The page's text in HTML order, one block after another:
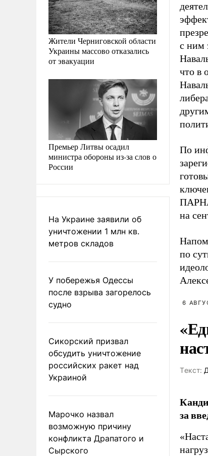
Жители Черниговской области
Украины массово отказались
от эвакуации
Премьер Литвы осадил
министра обороны из-за слов о
России
На Украине заявили об
уничтожении 1 млн кв.
метров складов
У побережья Одессы
после взрыва загорелось
судно
Сикорский призвал
обсудить уничтожение
российских ракет над
Украиной
Марочко назвал
возможную причину
конфликта Драпатого и
Сырского
с ним
что в
По
на
по
6
Tекст:
за